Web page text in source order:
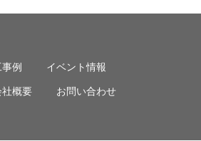
例 イベント情報
社概要 お問い合わせ